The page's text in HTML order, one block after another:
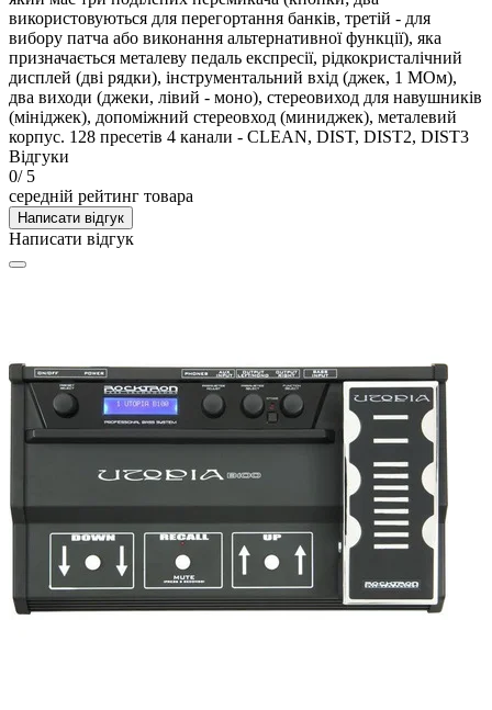
використовуються для перегортання банків, третій - для
вибору патча або виконання альтернативної функції), яка
призначається металеву педаль експресії, рідкокристалічний
дисплей (дві рядки), інструментальний вхід (джек, 1 МОм),
два виходи (джеки, лівий - моно), стереовиход для навушників
(мініджек), допоміжний стереовход (миниджек), металевий
корпус. 128 пресетів 4 канали - CLEAN, DIST, DIST2, DIST3
Відгуки
0/ 5
середній рейтинг товара
Написати відгук
Написати відгук